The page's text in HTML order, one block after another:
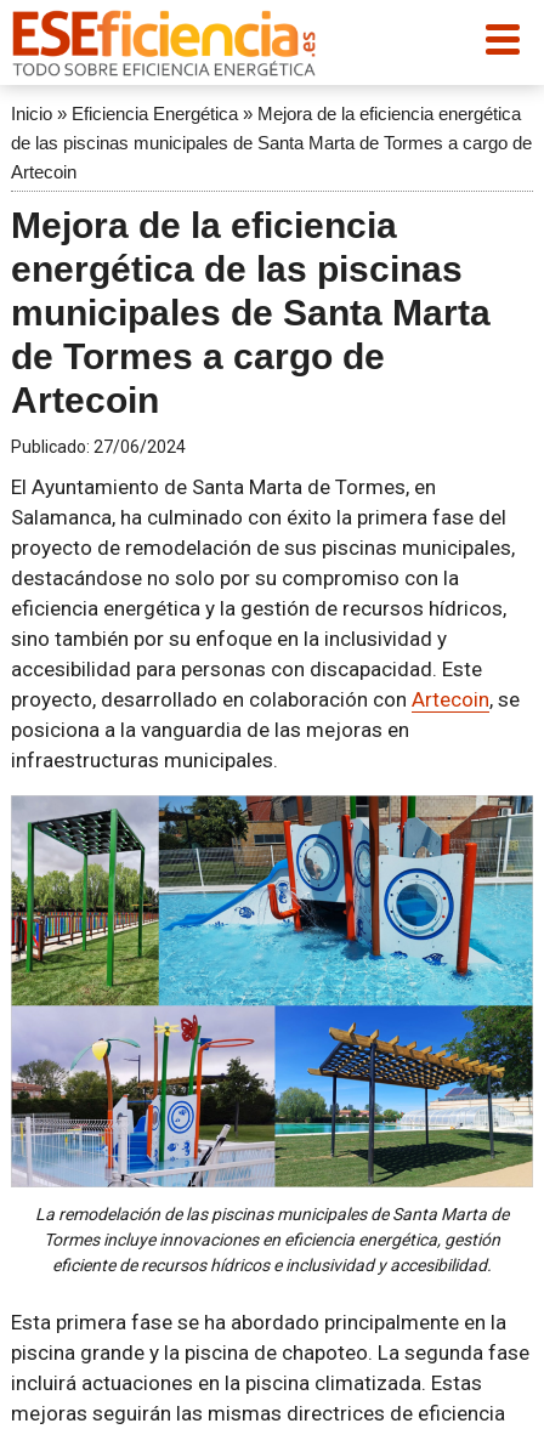
Inicio» Eficiencia Energética» Mejora de la eficiencia energética
de las piscinas municipales de Santa Marta de Tormes a cargo de
Artecoin
Mejora de la eficiencia
energética de las piscinas
municipales de Santa Marta
de Tormes a cargo de
Artecoin
Publicado: 27/06/2024
El Ayuntamiento de Santa Marta de Tormes, en
Salamanca, ha culminado con éxito la primera fase del
proyecto de remodelación de sus piscinas municipales,
destacándose no solo por su compromiso con la
eficiencia energética y la gestión de recursos hídricos,
sino también por su enfoque en la inclusividad y
accesibilidad para personas con discapacidad. Este
proyecto, desarrollado en colaboración con Artecoin, se
posiciona a la vanguardia de las mejoras en
infraestructuras municipales.
La remodelación de las piscinas municipales de Santa Marta de
Tormes incluye innovaciones en eficiencia energética, gestión
eficiente de recursos hídricos e inclusividad y accesibilidad.
Esta primera fase se ha abordado principalmente en la
piscina grande y la piscina de chapoteo. La segunda fase
incluirá actuaciones en la piscina climatizada. Estas
mejoras seguirán las mismas directrices de eficiencia